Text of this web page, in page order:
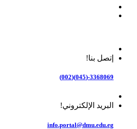
إتصل بنا!
3368069-(045)(002)
البريد الإلكتروني!
info.portal@dmu.edu.eg